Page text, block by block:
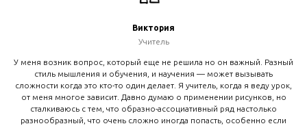
Виктория
Учитель
У меня возник вопрос, который еще не решила но он важный. Разный
стиль мышления и обучения, и научения — может вызывать
сложности когда это кто-то один делает. Я учитель, когда я веду урок,
от меня многое зависит. Давно думаю о применении рисунков, но
сталкиваюсь с тем, что образно-ассоциативный ряд настолько
разнообразный, что очень сложно иногда попасть, особенно если